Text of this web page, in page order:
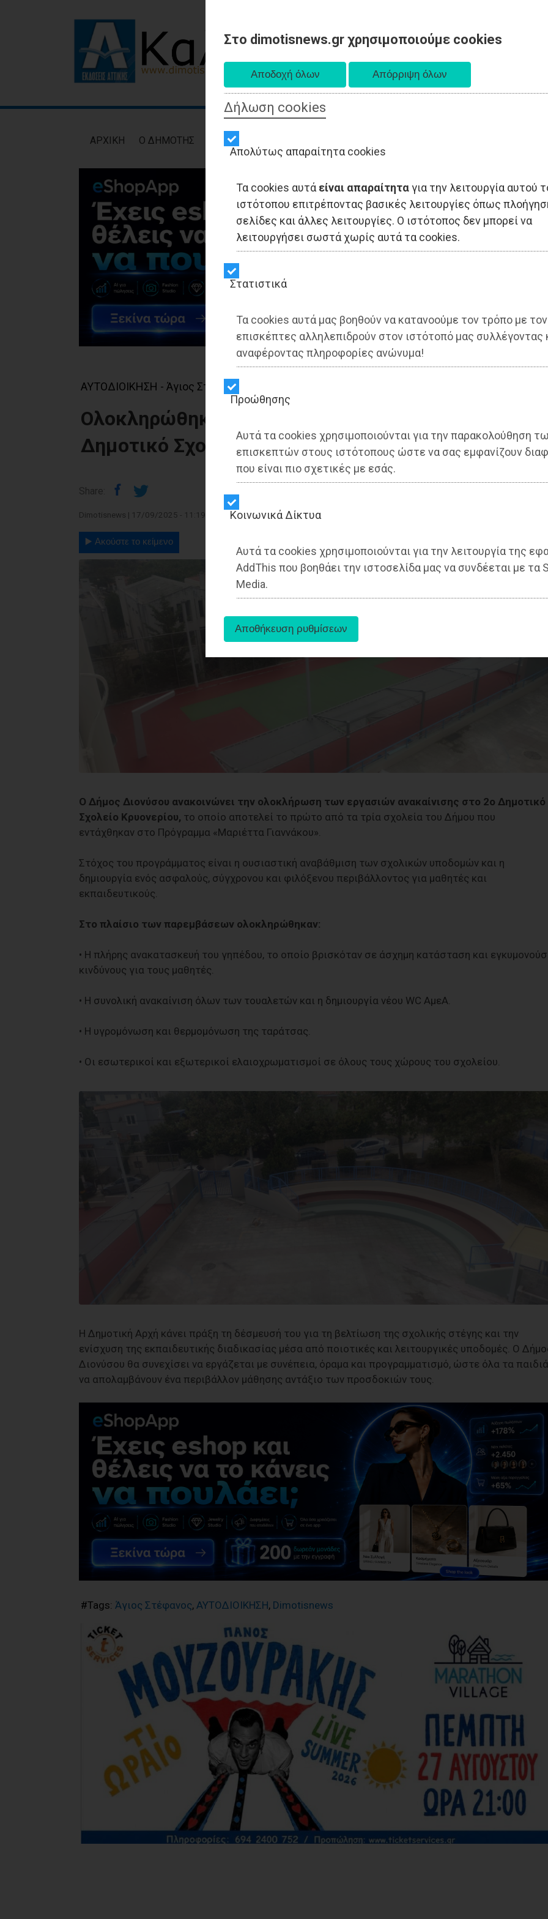
Στο dimotisnews.gr χρησιμοποιούμε cookies
Δήλωση cookies
Απολύτως απαραίτητα cookies
Τα cookies αυτά είναι απαραίτηταγια την λειτουργία αυτού
ιστότοπου επιτρέποντας βασικές λειτουργίες όπως
σελίδες και άλλες λειτουργίες. Ο ιστότοπος δεν μπορεί να
λειτουργήσει σωστά χωρίς αυτά τα cookies.
Στατιστικά
Τα cookies αυτά μας βοηθούν να κατανοούμε τον τρόπο με τον
επισκέπτες αλληλεπιδρούν στον ιστότοπό μας συλλέγοντας
αναφέροντας πληροφορίες ανώνυμα!
Προώθησης
Αυτά τα cookies χρησιμοποιούνται για την παρακολούθηση
επισκεπτών στους ιστότοπους ώστε να σας εμφανίζουν
που είναι πιο σχετικές με εσάς.
Kοινωνικά Δίκτυα
Αυτά τα cookies χρησιμοποιούνται για την λειτουργία της
AddThis που βοηθάει την ιστοσελίδα μας να συνδέεται με τα
Media.
AΡXIKH Ο ΔΗΜΟΤΗΣ ΕΙΔΗΣΕΙΣ
ΑΥΤΟΔΙΟΙΚΗΣΗ - Άγιος Στέφανος
Ολοκληρώθηκαν οι εργασίες ανακαίνισης στο 2ο
Δημοτικό Σχολείο Κρυονερίου
Share:
Dimotisnews | 17/09/2025 - 11:19
▶️ Ακούστε το κείμενο
Ο Δήμος Διονύσου ανακοινώνει την ολοκλήρωση των εργασιών ανακαίνισης στο 2ο Δημοτικό
Σχολείο Κρυονερίου, το οποίο αποτελεί το πρώτο από τα τρία σχολεία του Δήμου που
εντάχθηκαν στο Πρόγραμμα «Μαριέττα Γιαννάκου».
Στόχος του προγράμματος είναι η ουσιαστική αναβάθμιση των σχολικών υποδομών και η
δημιουργία ενός ασφαλούς, σύγχρονου και φιλόξενου περιβάλλοντος για μαθητές και
εκπαιδευτικούς.
Στο πλαίσιο των παρεμβάσεων ολοκληρώθηκαν:
• Η πλήρης ανακατασκευή του γηπέδου, το οποίο βρισκόταν σε άσχημη κατάσταση και
κινδύνους για τους μαθητές.
• Η συνολική ανακαίνιση όλων των τουαλετών και η δημιουργία νέου WC ΑμεΑ.
• Η υγρομόνωση και θερμομόνωση της ταράτσας.
• Οι εσωτερικοί και εξωτερικοί ελαιοχρωματισμοί σε όλους τους χώρους του σχολείου.
Η Δημοτική Αρχή κάνει πράξη τη δέσμευσή του για τη βελτίωση της σχολικής στέγης και την
ενίσχυση της εκπαιδευτικής διαδικασίας μέσα από ποιοτικές και λειτουργικές υποδομές. Ο
Διονύσου θα συνεχίσει να εργάζεται με συνέπεια, όραμα και προγραμματισμό, ώστε όλα τα παιδιά
να απολαμβάνουν ένα περιβάλλον μάθησης αντάξιο των προσδοκιών τους.
#Tags: Άγιος Στέφανος, ΑΥΤΟΔΙΟΙΚΗΣΗ, Dimotisnews